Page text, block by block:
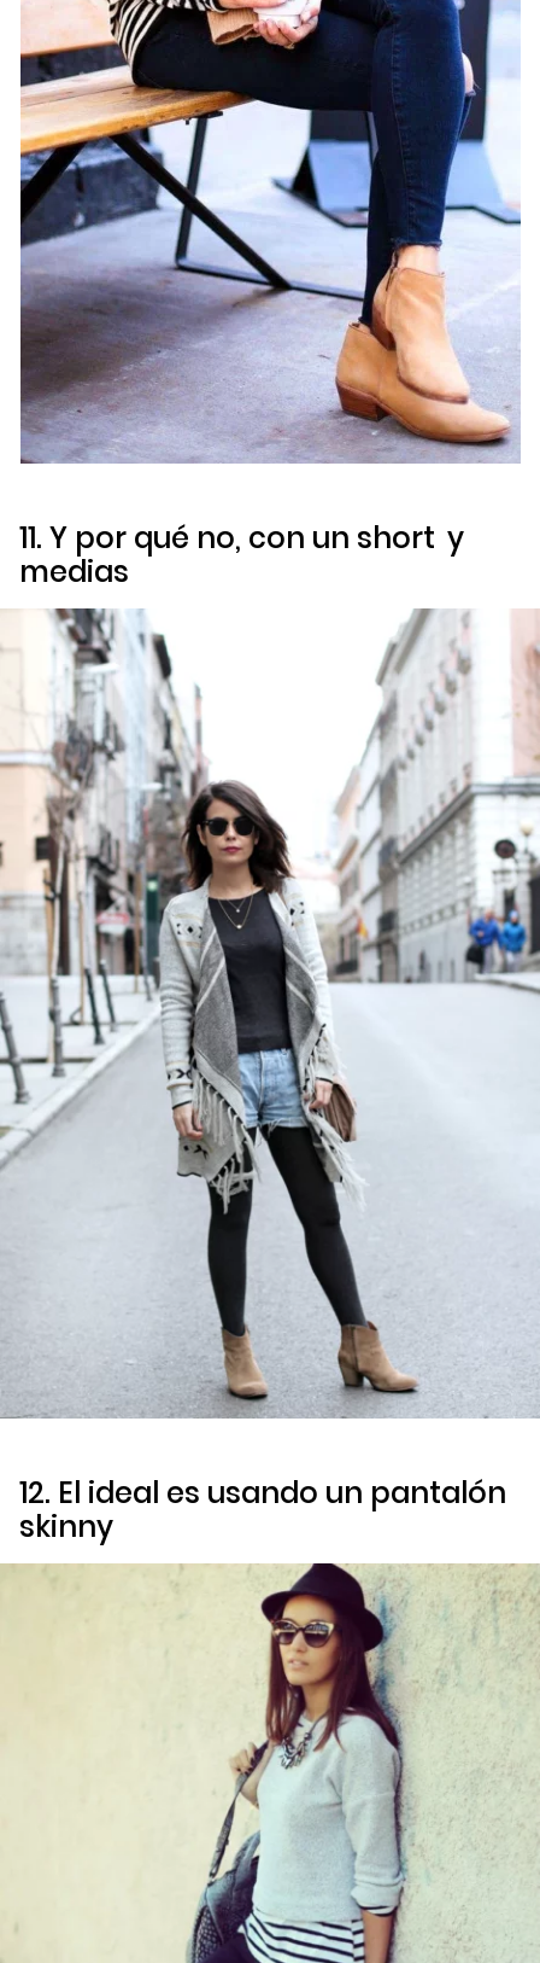
11. Y por qué no, con un short y
medias
12. El ideal es usando un pantalón
skinny